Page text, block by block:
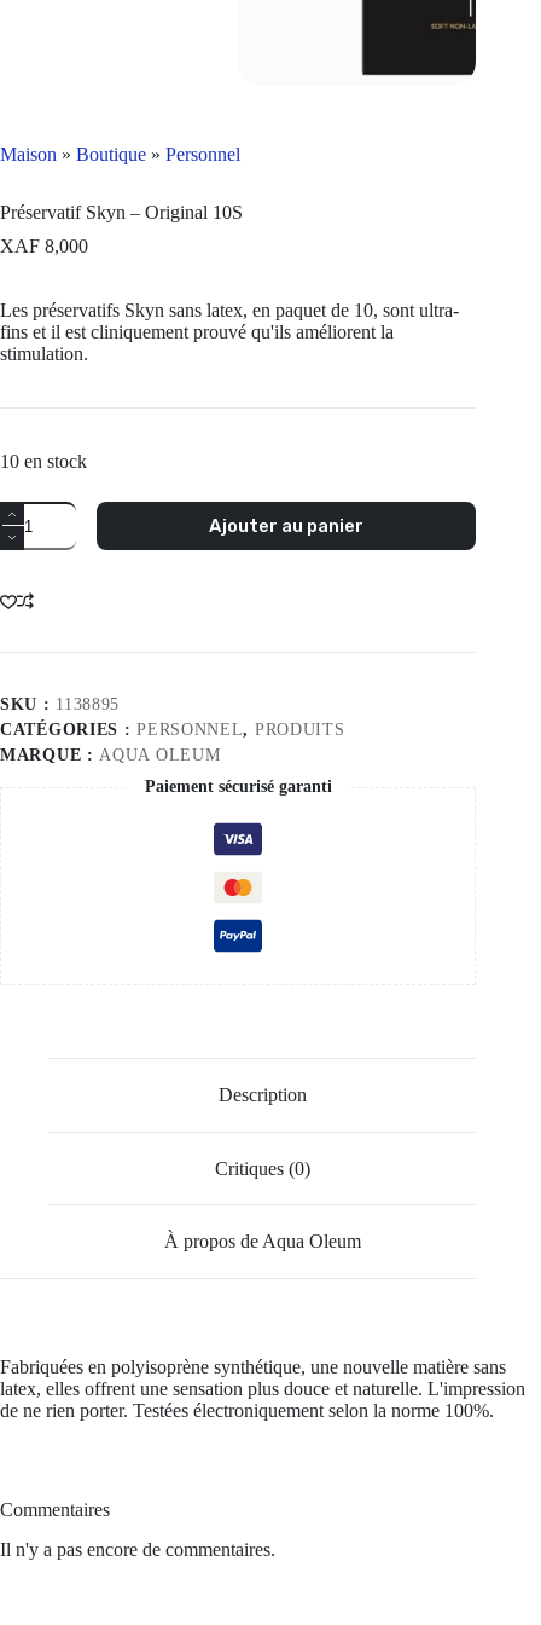
Maison » Boutique » Personnel
Préservatif Skyn – Original 10S
XAF 8,000
Les préservatifs Skyn sans latex, en paquet de 10, sont ultra-
fins et il est cliniquement prouvé qu'ils améliorent la
stimulation.
10 en stock
Quantité
Skyn
Condom
Original
10S
Ajouter au panier
SKU : 1138895
CATÉGORIES :PERSONNEL, PRODUITS
MARQUE :AQUA OLEUM
Paiement sécurisé garanti
Description
Critiques (0)
À propos de Aqua Oleum
Fabriquées en polyisoprène synthétique, une nouvelle matière sans
latex, elles offrent une sensation plus douce et naturelle. L'impression
de ne rien porter. Testées électroniquement selon la norme 100%.
Commentaires
Il n'y a pas encore de commentaires.